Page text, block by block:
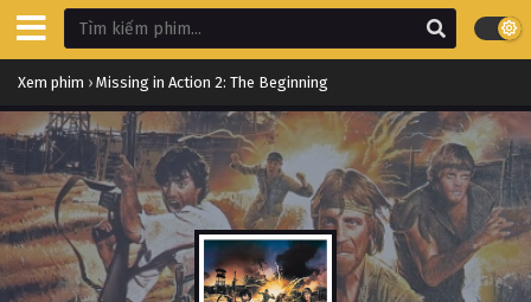
Xem phim › Missing in Action 2: The Beginning